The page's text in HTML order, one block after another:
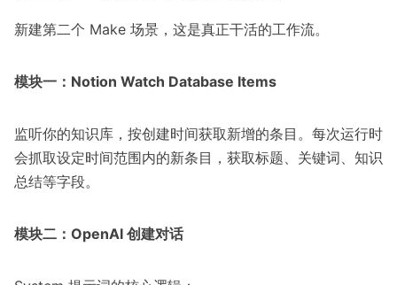
新建第二个 Make 场景，这是真正干活的工作流。
模块一：Notion Watch Database Items
监听你的知识库，按创建时间获取新增的条目。每次运行时
会抓取设定时间范围内的新条目，获取标题、关键词、知识
总结等字段。
模块二：OpenAI 创建对话